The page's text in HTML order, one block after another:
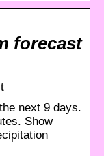
forecast
next 9 days.
Show